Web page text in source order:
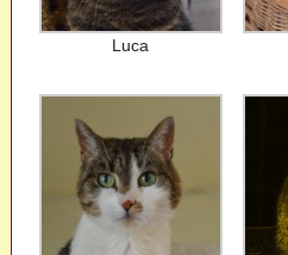
Luca